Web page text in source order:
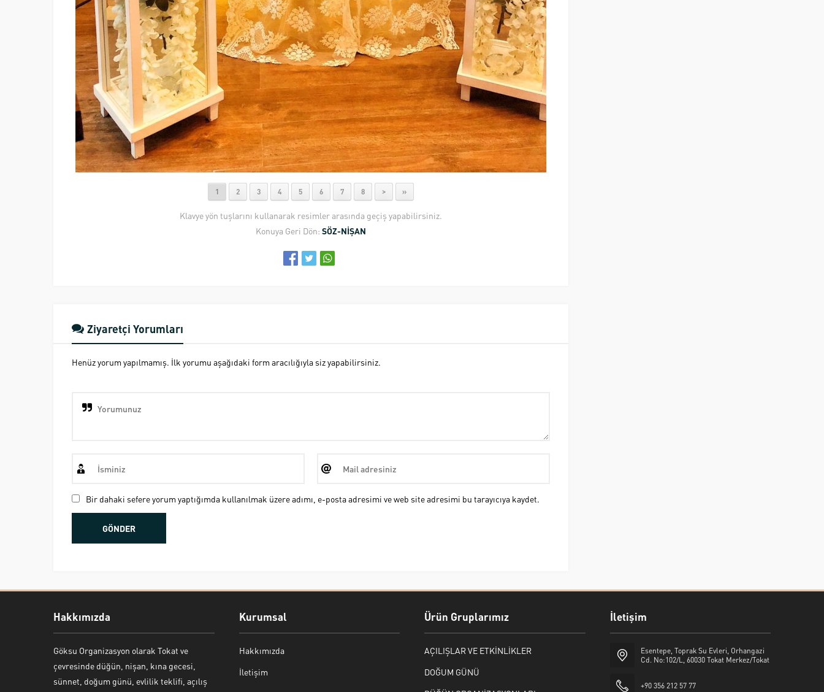
1 2 3 4 5 6 7 8 > »
Klavye yön tuşlarını kullanarak resimler arasında geçiş yapabilirsiniz.
Konuya Geri Dön: SÖZ-NİŞAN
Ziyaretçi Yorumları
Henüz yorum yapılmamış. İlk yorumu aşağıdaki form aracılığıyla siz yapabilirsiniz.
Bir dahaki sefere yorum yaptığımda kullanılmak üzere adımı, e-posta adresimi ve web site adresimi bu tarayıcıya kaydet.
Hakkımızda
Göksu Organizasyon olarak Tokat ve
çevresinde düğün, nişan, kına gecesi,
sünnet, doğum günü, evlilik teklifi, açılış
Kurumsal
Hakkımızda
İletişim
Ürün Gruplarımız
AÇILIŞLAR VE ETKİNLİKLER
DOĞUM GÜNÜ
İletişim
Esentepe, Toprak Su Evleri, Orhangazi
Cd. No:102/L, 60030 Tokat Merkez/Tokat
+90 356 212 57 77
Bekir Kiper